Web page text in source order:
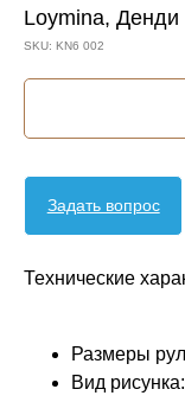
Loymina, Денди
SKU: KN6 002
Задать вопрос
Технические
Размеры
Вид